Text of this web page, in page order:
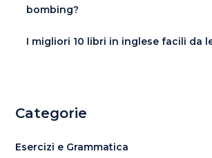
bombing?
I migliori 10 libri in inglese facili da
Categorie
Esercizi e Grammatica